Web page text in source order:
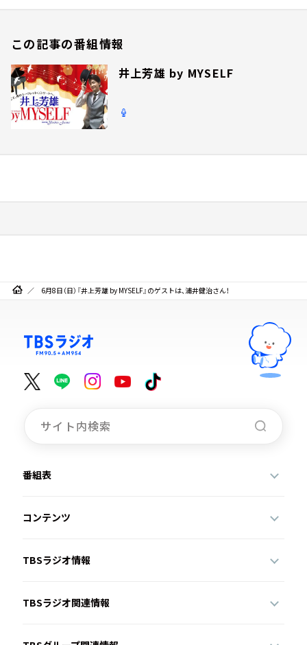
この記事の番組情報
井上芳雄 by MYSELF
6月8日（日）『井上芳雄 by MYSELF』のゲストは、浦井健治さん！
番組表
コンテンツ
TBSラジオ情報
TBSラジオ関連情報